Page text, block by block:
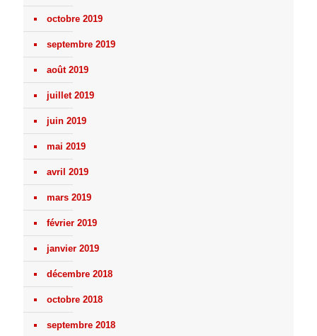
octobre 2019
septembre 2019
août 2019
juillet 2019
juin 2019
mai 2019
avril 2019
mars 2019
février 2019
janvier 2019
décembre 2018
octobre 2018
septembre 2018